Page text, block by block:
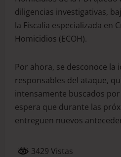
diligencias investigativas,
la Fiscalía especializada en
Homicidios (ECOH).
Por ahora, se desconoce la
responsables del ataque,
intensamente buscados
espera que durante las
entreguen nuevos
3429 Vistas